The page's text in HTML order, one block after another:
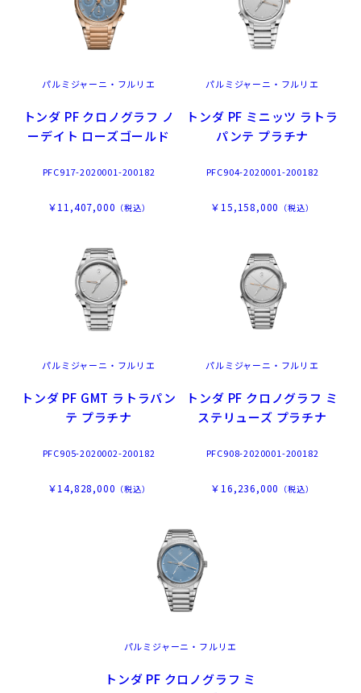
パルミジャーニ・フルリエ
トンダ PF クロノグラフ ノ
ーデイト ローズゴールド
PFC917-2020001-200182
￥11,407,000 （税込）
パルミジャーニ・フルリエ
トンダ PF ミニッツ ラトラ
パンテ プラチナ
PFC904-2020001-200182
￥15,158,000 （税込）
パルミジャーニ・フルリエ
トンダ PF GMT ラトラパン
テ プラチナ
PFC905-2020002-200182
￥14,828,000 （税込）
パルミジャーニ・フルリエ
トンダ PF クロノグラフ ミ
ステリューズ プラチナ
PFC908-2020001-200182
￥16,236,000 （税込）
パルミジャーニ・フルリエ
トンダ PF クロノグラフ ミ